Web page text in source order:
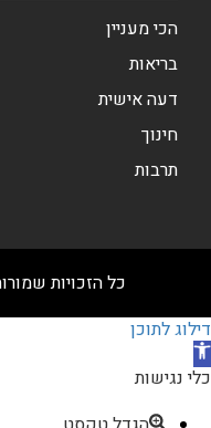
הכי מעניין
בריאות
דעה אישית
חינוך
תרבות
כל הזכויות
דילוג לתוכן
פתח
סרגל
כלי נגישות